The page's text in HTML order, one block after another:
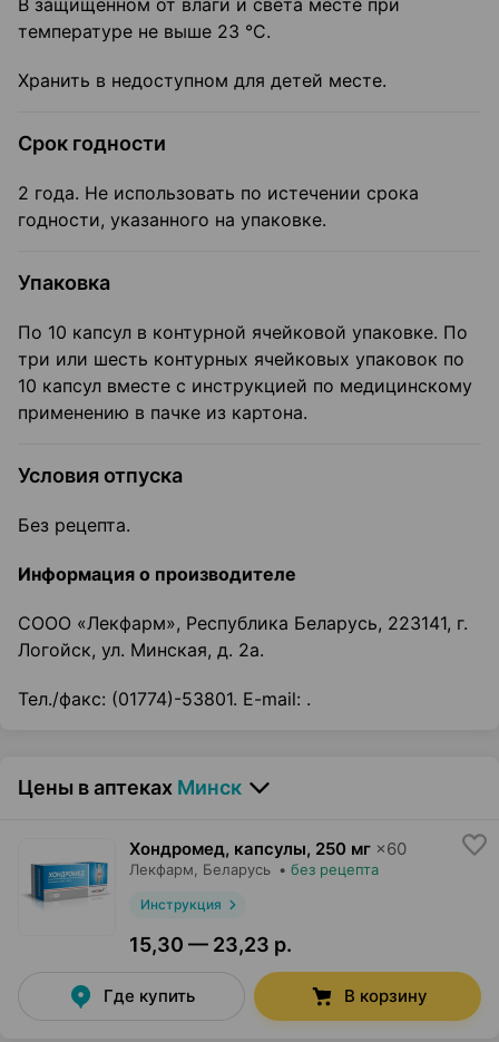
В защищенном от влаги и света месте при
температуре не выше 23 °C.
Хранить в недоступном для детей месте.
Срок годности
2 года. Не использовать по истечении срока
годности, указанного на упаковке.
Упаковка
По 10 капсул в контурной ячейковой упаковке. По
три или шесть контурных ячейковых упаковок по
10 капсул вместе с инструкцией по медицинскому
применению в пачке из картона.
Условия отпуска
Без рецепта.
Информация о производителе
СООО «Лекфарм», Республика Беларусь, 223141, г.
Логойск, ул. Минская, д. 2а.
Тел./факс: (01774)-53801. E-mail: .
Цены в аптеках Минск
Хондромед, капсулы, 250 мг ×60
Лекфарм, Беларусь • без рецепта
Инструкция
15,30 — 23,23 р.
Где купить В корзину